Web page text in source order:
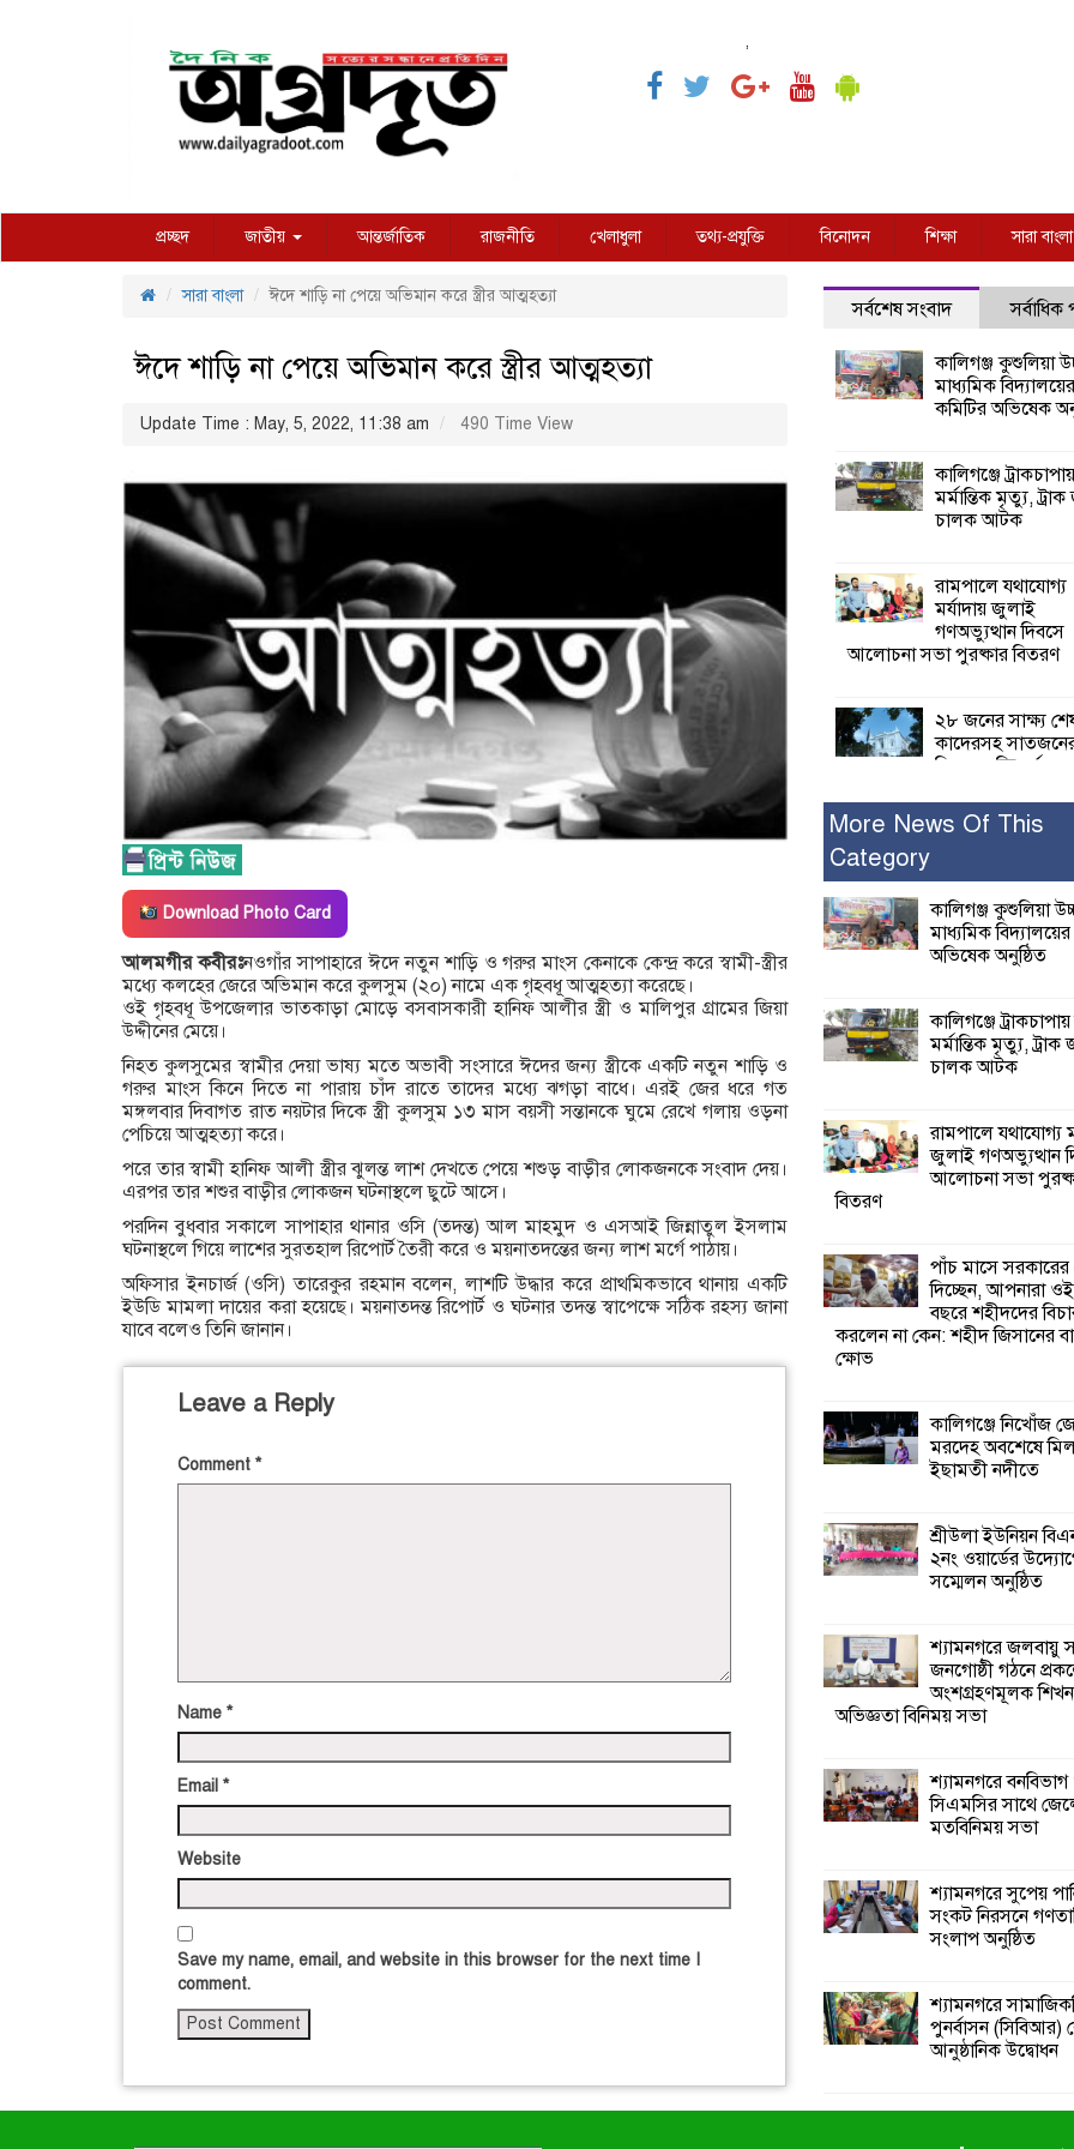
,
প্রচ্ছদ জাতীয় আন্তর্জাতিক রাজনীতি খেলাধুলা তথ্য-প্রযুক্তি বিনোদন শিক্ষা সারা বাংলা
সারা বাংলা ঈদে শাড়ি না পেয়ে অভিমান করে স্ত্রীর আত্মহত্যা
ঈদে শাড়ি না পেয়ে অভিমান করে স্ত্রীর আত্মহত্যা
Update Time : May, 5, 2022, 11:38 am 490 Time View
Download Photo Card
আলমগীর কবীরঃনওগাঁর সাপাহারে ঈদে নতুন শাড়ি ও গরুর মাংস কেনাকে কেন্দ্র করে স্বামী-স্ত্রীর
মধ্যে কলহের জেরে অভিমান করে কুলসুম (২০) নামে এক গৃহবধূ আত্মহত্যা করেছে।
ওই গৃহবধূ উপজেলার ভাতকাড়া মোড়ে বসবাসকারী হানিফ আলীর স্ত্রী ও মালিপুর গ্রামের জিয়া
উদ্দীনের মেয়ে।
নিহত কুলসুমের স্বামীর দেয়া ভাষ্য মতে অভাবী সংসারে ঈদের জন্য স্ত্রীকে একটি নতুন শাড়ি ও
গরুর মাংস কিনে দিতে না পারায় চাঁদ রাতে তাদের মধ্যে ঝগড়া বাধে। এরই জের ধরে গত
মঙ্গলবার দিবাগত রাত নয়টার দিকে স্ত্রী কুলসুম ১৩ মাস বয়সী সন্তানকে ঘুমে রেখে গলায় ওড়না
পেচিয়ে আত্মহত্যা করে।
পরে তার স্বামী হানিফ আলী স্ত্রীর ঝুলন্ত লাশ দেখতে পেয়ে শশুড় বাড়ীর লোকজনকে সংবাদ দেয়।
এরপর তার শশুর বাড়ীর লোকজন ঘটনাস্থলে ছুটে আসে।
পরদিন বুধবার সকালে সাপাহার থানার ওসি (তদন্ত) আল মাহমুদ ও এসআই জিন্নাতুল ইসলাম
ঘটনাস্থলে গিয়ে লাশের সুরতহাল রিপোর্ট তৈরী করে ও ময়নাতদন্তের জন্য লাশ মর্গে পাঠায়।
অফিসার ইনচার্জ (ওসি) তারেকুর রহমান বলেন, লাশটি উদ্ধার করে প্রাথমিকভাবে থানায় একটি
ইউডি মামলা দায়ের করা হয়েছে। ময়নাতদন্ত রিপোর্ট ও ঘটনার তদন্ত স্বাপেক্ষে সঠিক রহস্য জানা
যাবে বলেও তিনি জানান।
Leave a Reply
Comment *
Name *
Email *
Website
Save my name, email, and website in this browser for the next time I
comment.
সর্বশেষ সংবাদ সর্বাধিক
কালিগঞ্জ কুশুলিয়া
মাধ্যমিক বিদ্যালয়ের
কমিটির অভিষেক
কালিগঞ্জে
মর্মান্তিক মৃত্যু,
চালক আটক
রামপালে যথাযোগ্য
মর্যাদায় জুলাই
গণঅভ্যুত্থান দিবসে
আলোচনা সভা পুরষ্কার বিতরণ
২৮ জনের সাক্ষ্য
কাদেরসহ
বিরুদ্ধে যুক্তিতর্ক
ক্ষতি করেছে
নুরুল হক নুর
পাঁচ মাসে সরকারের
বছরে শহীদদের
করলেন না কেন: শহীদ জিসানের
ক্ষোভ
কালিগঞ্জে নিখোঁজ
মরদেহ অবশেষে
ইছামতী নদীতে
২নং ওয়ার্ডের
কর্মী সম্মেলন
শ্যামনগরে জলবায়ু
শিখন ও অভিজ্ঞতা বিনিময় সভা
শ্যামনগরে বনবিভাগ
মতবিনিময় সভা
More News Of This
Category
কালিগঞ্জ কুশুলিয়া
মাধ্যমিক
অভিষেক অনুষ্ঠিত
কালিগঞ্জে
মর্মান্তিক মৃত্যু, ট্রাক
চালক আটক
রামপালে যথাযোগ্য
জুলাই গণঅভ্যুত্থান
আলোচনা সভা
বিতরণ
পাঁচ মাসে
দিচ্ছেন, আপনারা
বছরে শহীদদের
করলেন না কেন: শহীদ জিসানের
ক্ষোভ
কালিগঞ্জে নিখোঁজ
মরদেহ অবশেষে
ইছামতী নদীতে
শ্রীউলা ইউনিয়ন
২নং ওয়ার্ডের
সম্মেলন অনুষ্ঠিত
শ্যামনগরে জলবায়ু
জনগোষ্ঠী গঠনে
অংশগ্রহণমূলক
অভিজ্ঞতা বিনিময় সভা
শ্যামনগরে
সিএমসির সাথে
মতবিনিময় সভা
শ্যামনগরে সুপেয়
সংকট নিরসনে
সংলাপ অনুষ্ঠিত
শ্যামনগরে
পুনর্বাসন (সিবিআর)
আনুষ্ঠানিক উদ্বোধন